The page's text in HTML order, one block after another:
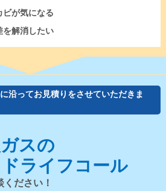
ビが気になる
を解消したい
沿ってお見積りをさせていただきま
スの
ライフコール
ください！